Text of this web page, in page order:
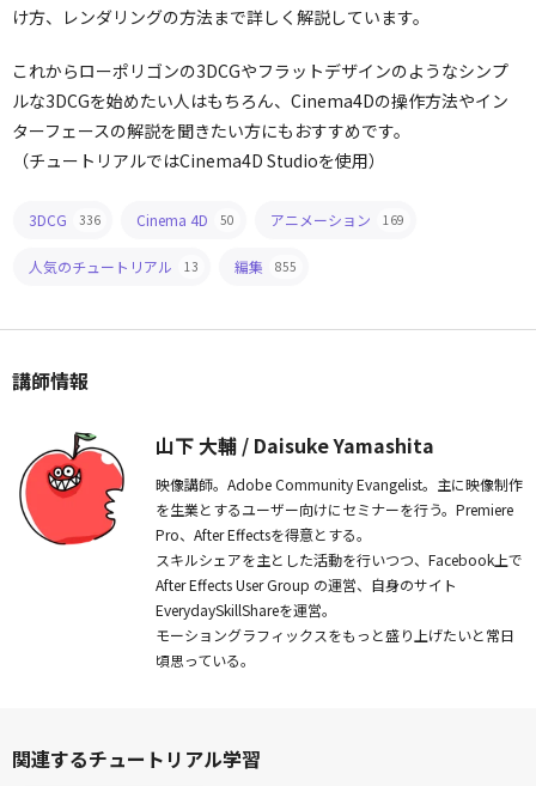
け方、レンダリングの方法まで詳しく解説しています。
これからローポリゴンの3DCGやフラットデザインのようなシンプ
ルな3DCGを始めたい人はもちろん、Cinema4Dの操作方法やイン
ターフェースの解説を聞きたい方にもおすすめです。
（チュートリアルではCinema4D Studioを使用）
3DCG 336 Cinema 4D 50 アニメーション 169
人気のチュートリアル 13 編集 855
講師情報
山下 大輔 / Daisuke Yamashita
映像講師。Adobe Community Evangelist。主に映像制作
を生業とするユーザー向けにセミナーを行う。Premiere
Pro、After Effectsを得意とする。
スキルシェアを主とした活動を行いつつ、Facebook上で
After Effects User Group の運営、自身のサイト
EverydaySkillShareを運営。
モーショングラフィックスをもっと盛り上げたいと常日
頃思っている。
関連するチュートリアル学習